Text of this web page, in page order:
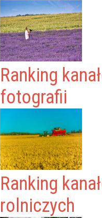
Ranking
fotografii
Ranking
rolniczych